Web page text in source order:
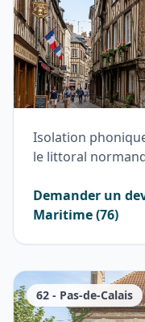
Isolation
le littoral
Demander un
Maritime(76)
62 - Pas-de-Calais